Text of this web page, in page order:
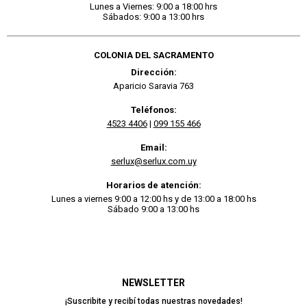
NEWSLETTER
¡Suscribite y recibí todas nuestras novedades!
Lunes a Viernes: 9:00 a 18:00 hrs
Sábados: 9:00 a 13:00 hrs
COLONIA DEL SACRAMENTO
Dirección:
Aparicio Saravia 763
Teléfonos:
4523 4406| 099 155 466
Email:
serlux@serlux.com.uy
Horarios de atención:
Lunes a viernes 9:00 a 12:00 hs y de 13:00 a 18:00 hs
Sábado 9:00 a 13:00 hs